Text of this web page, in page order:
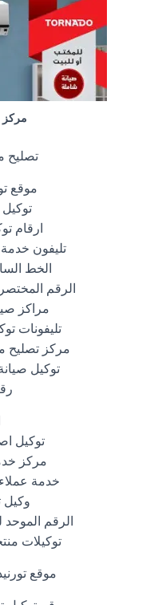
مركز
تصليح
موقع
ارقام
تليفون
الخط
الرقم
مراكز
تليفونات
مركز تصليح
توكيل
توكيل
مركز
خدمة
وكيل
الرقم الموحد
توكيلات
موقع